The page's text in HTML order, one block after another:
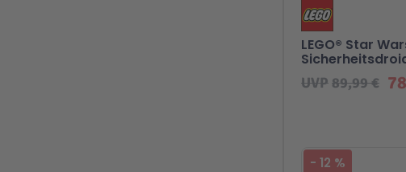
UVP89,99 €
LEGO® Star
- 12 %